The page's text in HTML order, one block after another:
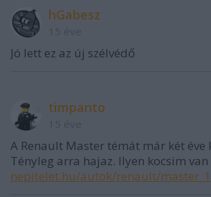
hGabesz
Jó lett ez az új szélvédő
timpanto
A Renault Master témát már két éve
Tényleg arra hajaz. Ilyen kocsim van
nepitelet.hu/autok/renault/